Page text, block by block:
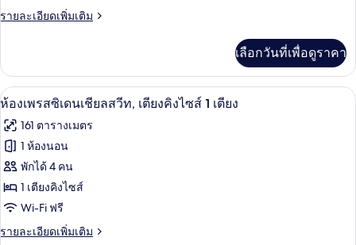
ลัก
เตียง
ควีน
ไซส์
2
เตียง,
พร้อม
สิ่ง
อำนวย
รายละเอียดเพิ่มเติม
ราย
เกี่ยว
กับ
ห้อง
ลัก
ซ์,
ควีน
ไซส์
เตียง,
พร้อม
เลือกวันที่เพื่อดูราคา
เปิด
ภาพถ่าย
ทั้งหมด
ของ
ห้อง
เพรส
ซิ
ห้องเพรสซิเดนเชียลสวีท, เตียงคิงไซส์
19
ห้องเพรสซิเดนเชียลสวีท, เตียงคิงไซส์ 1 เตียง
161 ตารางเมตร
1 ห้องนอน
พักได้ 4 คน
1 เตียงคิงไซส์
Wi-Fi ฟรี
รายละเอียดเพิ่มเติม
ราย